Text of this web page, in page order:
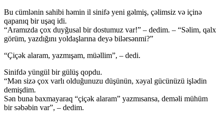
Bu cümlənin sahibi həmin il sinifə yeni gəlmiş, çəlimsiz və içinə
qapanıq bir uşaq idi.
“Aramızda çox duyğusal bir dostumuz var!” – dedim. – “Səlim, qalx
görüm, yazdığını yoldaşlarına deyə bilərsənmi?”
“Çiçək alaram, yazmışam, müəllim”, – dedi.
Sinifdə yüngül bir gülüş qopdu.
“Mən sizə çox varlı olduğunuzu düşünün, xəyal gücünüzü işlədin
demişdim.
Sən buna baxmayaraq “çiçək alaram” yazmısansa, deməli mühüm
bir səbəbin var”, – dedim.